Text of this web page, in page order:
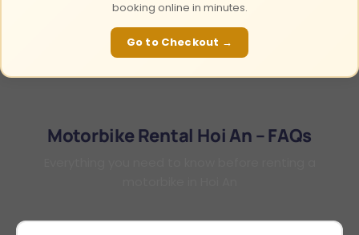
booking online in minutes.
Go to Checkout →
Motorbike Rental Hoi An – FAQs